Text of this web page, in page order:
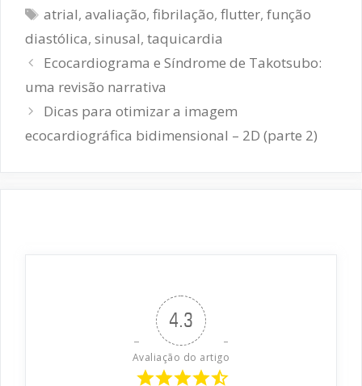
Tags
atrial,avaliação,fibrilação,flutter,função
diastólica, sinusal, taquicardia
Navegação
de
Ecocardiograma e Síndrome de Takotsubo:
uma revisão narrativa
Dicas para otimizar a imagem
ecocardiográfica bidimensional – 2D (parte 2)
4.3
Avaliação do artigo